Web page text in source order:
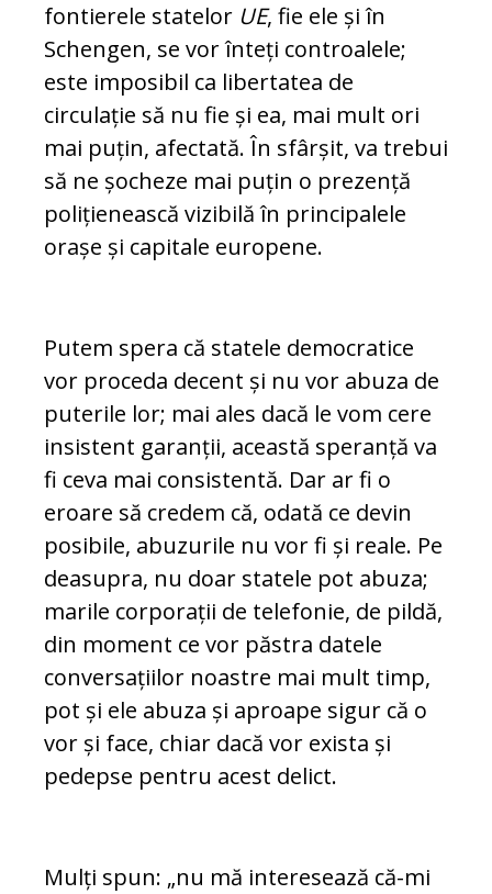
fontierele sta­te­lor UE, fie ele și în
Schengen, se vor înteți controalele;
este imposibil ca libertatea de
circulație să nu fie și ea, mai mult ori
mai puțin, afectată. În sfârșit, va trebui
să ne șocheze mai puțin o prezență
polițienească vizibilă în principalele
orașe și capitale eu­ropene.
Putem spera că statele democratice
vor pro­ceda decent și nu vor abuza de
puterile lor; mai ales dacă le vom cere
insistent garanții, această speranță va
fi ceva mai consistentă. Dar ar fi o
eroare să credem că, odată ce devin
posibile, abuzurile nu vor fi și reale. Pe
deasupra, nu doar statele pot abuza;
ma­rile corporații de telefonie, de pildă,
din mo­ment ce vor păstra datele
conversațiilor noastre mai mult timp,
pot și ele abuza și aproape sigur că o
vor și face, chiar dacă vor exista și
pedepse pentru acest delict.
Mulți spun: „nu mă interesează că-mi